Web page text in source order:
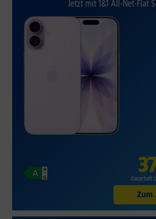
Jetzt mit 1&1 All-Net-Flat S.
dauerhaft
Zum